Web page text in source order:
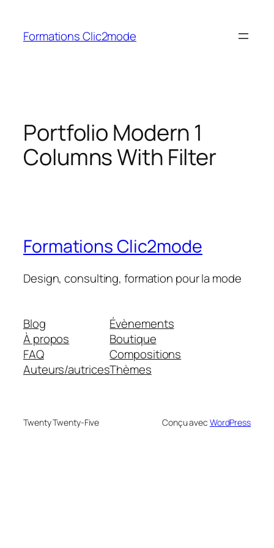
contenu
Formations Clic2mode
Portfolio Modern 1
Columns With Filter
Formations Clic2mode
Design, consulting, formation pour la mode
Blog
À propos
FAQ
Auteurs/autrices
Évènements
Boutique
Compositions
Thèmes
Twenty Twenty-Five Conçu avec WordPress